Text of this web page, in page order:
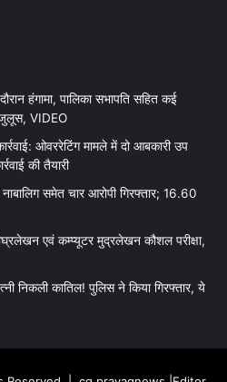
हंगामा, पालिका सभापति सहित कई
जुलूस, VIDEO
ओवररेटिंग मामले में दो आबकारी उप
की तैयारी
समेत चार आरोपी गिरफ्तार; 16.60
एवं कम्प्यूटर मुद्रलेखन कौशल परीक्षा,
निकली कातिल! पुलिस ने किया गिरफ्तार, ये